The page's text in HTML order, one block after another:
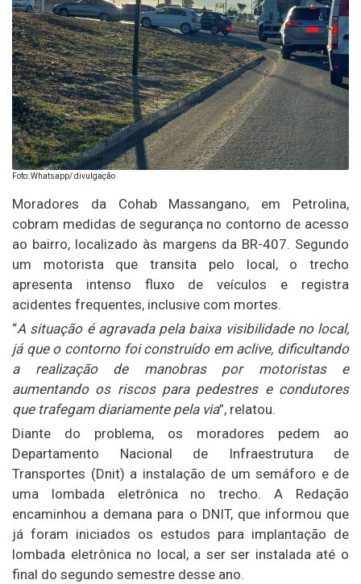
Foto: Whatsapp/ divulgação
Moradores da Cohab Massangano, em Petrolina,
cobram medidas de segurança no contorno de acesso
ao bairro, localizado às margens da BR-407. Segundo
um motorista que transita pelo local, o trecho
apresenta intenso fluxo de veículos e registra
acidentes frequentes, inclusive com mortes.
“A situação é agravada pela baixa visibilidade no local,
já que o contorno foi construído em aclive, dificultando
a realização de manobras por motoristas e
aumentando os riscos para pedestres e condutores
que trafegam diariamente pela via”, relatou.
Diante do problema, os moradores pedem ao
Departamento Nacional de Infraestrutura de
Transportes (Dnit) a instalação de um semáforo e de
uma lombada eletrônica no trecho. A Redação
encaminhou a demana para o DNIT, que informou que
já foram iniciados os estudos para implantação de
lombada eletrônica no local, a ser ser instalada até o
final do segundo semestre desse ano.